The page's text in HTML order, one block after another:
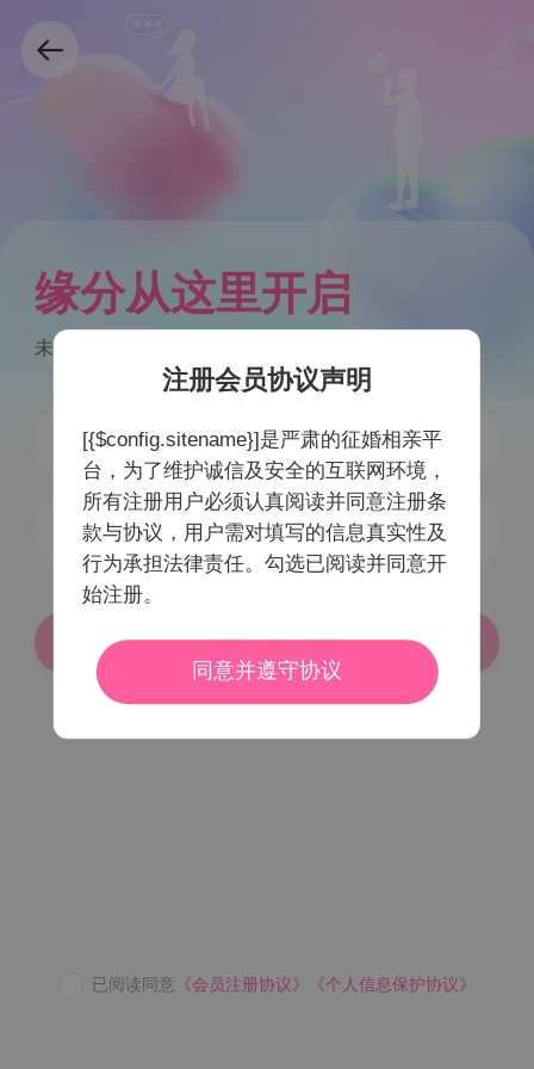
缘分从这里开启
未注册手机号验证后自动注册
获取验证码
登录/注册
密码登录
注册会员协议声明
[{$config.sitename}]是严肃的征婚相亲平
台，为了维护诚信及安全的互联网环境，
所有注册用户必须认真阅读并同意注册条
款与协议，用户需对填写的信息真实性及
行为承担法律责任。勾选已阅读并同意开
始注册。
同意并遵守协议
已阅读同意 《会员注册协议》 《个人信息保护协议》